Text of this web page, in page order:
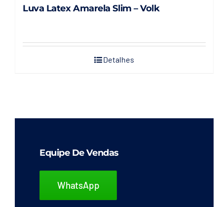
Luva Latex Amarela Slim – Volk
Detalhes
Equipe De Vendas
WhatsApp